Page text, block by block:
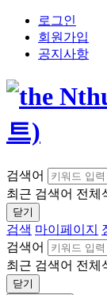
로그인
회원가입
공지사항
검색어
최근 검색어 전체
닫기
검색 마이페이지
검색어
최근 검색어 전체
닫기